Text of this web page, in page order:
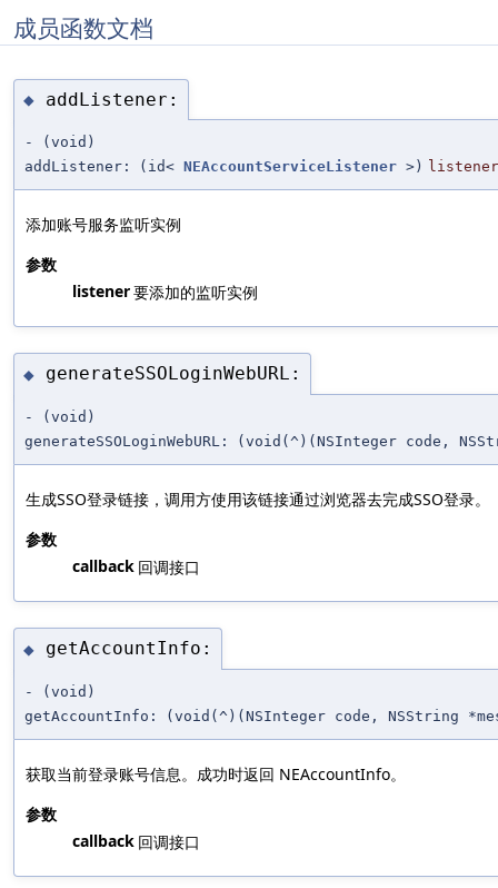
成员函数文档
◆ addListener:
- (void)
addListener:
(id< NEAccountServiceListener >) listener
添加账号服务监听实例
参数
listener要添加的监听实例
◆ generateSSOLoginWebURL:
- (void)
generateSSOLoginWebURL:
(void(^)(NSInteger code,
生成SSO登录链接，调用方使用该链接通过浏览器去完成SSO登录。
参数
callback 回调接口
◆ getAccountInfo:
- (void)
getAccountInfo:
(void(^)(NSInteger code, NSString
获取当前登录账号信息。成功时返回 NEAccountInfo。
参数
callback 回调接口